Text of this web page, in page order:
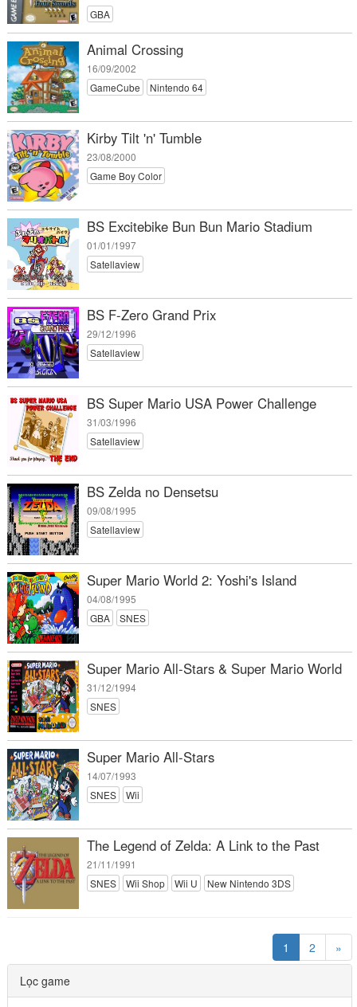
GBA
Animal Crossing
16/09/2002
GameCube
Nintendo 64
Kirby Tilt 'n' Tumble
23/08/2000
Game Boy Color
BS Excitebike Bun Bun Mario Stadium
01/01/1997
Satellaview
BS F-Zero Grand Prix
29/12/1996
Satellaview
BS Super Mario USA Power Challenge
31/03/1996
Satellaview
BS Zelda no Densetsu
09/08/1995
Satellaview
Super Mario World 2: Yoshi's Island
04/08/1995
GBA
SNES
Super Mario All-Stars & Super Mario World
31/12/1994
SNES
Super Mario All-Stars
14/07/1993
SNES
Wii
The Legend of Zelda: A Link to the Past
21/11/1991
SNES
Wii Shop Wii U New Nintendo 3DS
1 2 »
Lọc game